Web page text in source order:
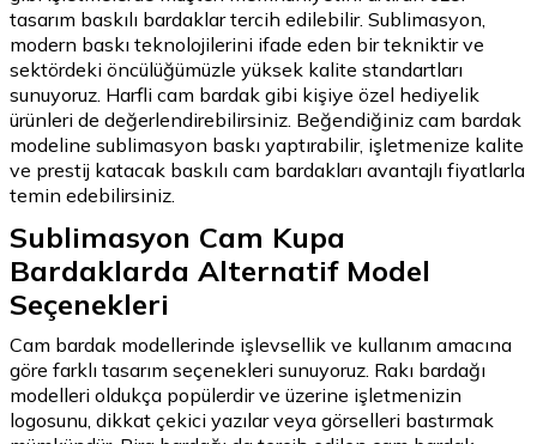
tasarım baskılı bardaklar tercih edilebilir. Sublimasyon,
modern baskı teknolojilerini ifade eden bir tekniktir ve
sektördeki öncülüğümüzle yüksek kalite standartları
sunuyoruz. Harfli cam bardak gibi kişiye özel hediyelik
ürünleri de değerlendirebilirsiniz. Beğendiğiniz cam bardak
modeline sublimasyon baskı yaptırabilir, işletmenize kalite
ve prestij katacak baskılı cam bardakları avantajlı fiyatlarla
temin edebilirsiniz.
Sublimasyon Cam Kupa
Bardaklarda Alternatif Model
Seçenekleri
Cam bardak modellerinde işlevsellik ve kullanım amacına
göre farklı tasarım seçenekleri sunuyoruz. Rakı bardağı
modelleri oldukça popülerdir ve üzerine işletmenizin
logosunu, dikkat çekici yazılar veya görselleri bastırmak